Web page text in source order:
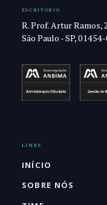
ESCRITÓRIO
R. Prof. Artur Ramos,
São Paulo - SP,
LINKS
INÍCIO
SOBRE NÓS